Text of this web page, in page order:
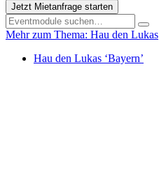
Jetzt Mietanfrage starten
Mehr zum Thema: Hau den Lukas
Hau den Lukas ‘Bayern’